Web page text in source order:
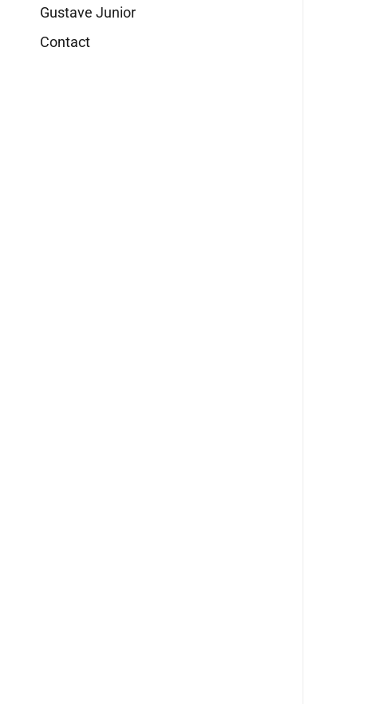
Gustave Junior
Contact